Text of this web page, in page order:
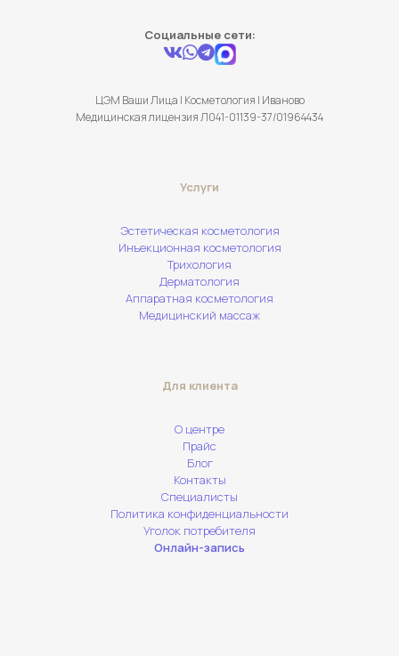
Социальные сети:
ЦЭМ Ваши Лица | Косметология | Иваново
Медицинская лицензия Л041-01139-37/01964434
Услуги
Эстетическая косметология
Инъекционная косметология
Трихология
Дерматология
Аппаратная косметология
Медицинский массаж
Для клиента
О центре
Прайс
Блог
Контакты
Специалисты
Политика конфиденциальности
Уголок потребителя
Онлайн-запись